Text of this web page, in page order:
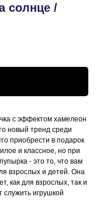
солнце /
с эффектом хамелеон
новый тренд среди
приобрести в подарок
и классное, но при
- это то, что вам
взрослых и детей. Она
как для взрослых, так и
игрушкой